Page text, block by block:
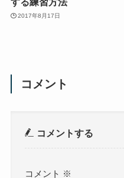
2017年8月17日
コメント
コメントする
コメント ※